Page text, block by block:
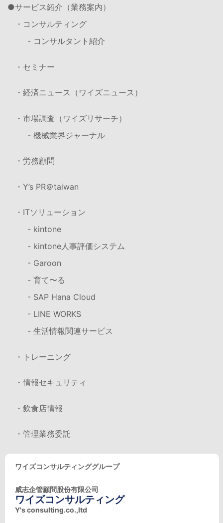
サービス紹介（業務案内）
・コンサルティング
- コンサルタント紹介
・セミナー
・経済ニュース（ワイズニュース）
・市場調査（ワイズリサーチ）
- 機械業界ジャーナル
・労務顧問
・Y’s PR＠taiwan
・ITソリューション
- kintone
- kintone人事評価システム
- Garoon
- 育て〜る
- SAP Hana Cloud
- LINE WORKS
- 生活情報関連サービス
・トレーニング
・情報セキュリティ
・飲食店情報
・管理業務委託
ワイズコンサルティンググループ
威志企管顧問股份有限公司
ワイズコンサルティング
Y's consulting.co.,ltd